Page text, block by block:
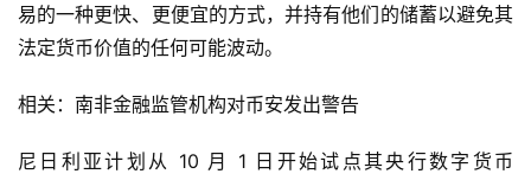
首
页
快
易的一种更快、更便宜的方式，并持有他们的储蓄以避免其
法定货币价值的任何可能波动。
相关：南非金融监管机构对币安发出警告
尼日利亚计划从 10 月 1 日开始试点其央行数字货币